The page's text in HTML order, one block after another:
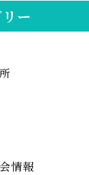
ー
情報